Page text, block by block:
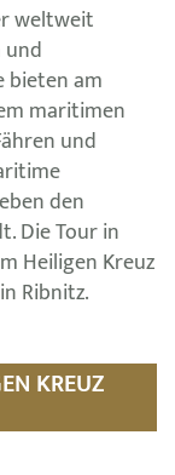
weltweit
bieten am
maritimen
und
den
Die Tour in
Heiligen Kreuz
Ribnitz.
KREUZ